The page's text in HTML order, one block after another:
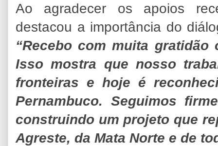
Ao agradecer os apoios
destacou a importância do
“Recebo com muita
Isso mostra que nosso
fronteiras e hoje é
Pernambuco. Seguimos
construindo um projeto que
Agreste, da Mata Norte e de